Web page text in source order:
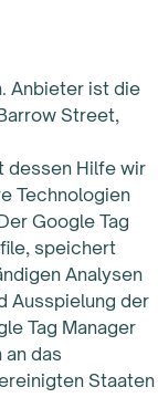
Anbieter ist die
Street,
dessen Hilfe wir
Technologien
Google Tag
speichert
Analysen
Ausspielung der
Tag Manager
das
Staaten